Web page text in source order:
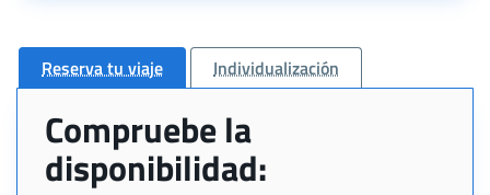
Reserva tu viaje Individualización
Compruebe la
disponibilidad: